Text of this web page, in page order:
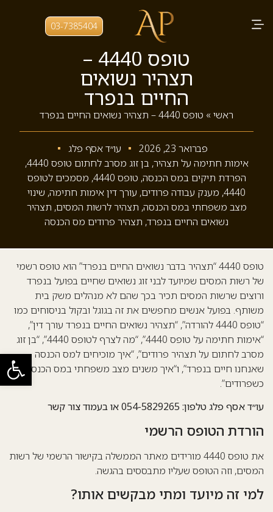
פתח
03-7385404
טופס 4440 –
תצהיר נשואים
החיים בנפרד
ראשי » טופס 4440 – תצהיר נשואים החיים בנפרד
פברואר 23, 2026
עו״ד אסף פלג
אימות חתימה על תצהיר, בן זוג מסרב לחתום טופס 4440
,
הפרדת תיקים במס הכנסה, טופס 4440 , מסמכים לטופס
4440
, מענק עבודה פרודים, עורך דין אימות חתימה, שינוי
מצב משפחתי במס הכנסה, תצהיר לרשות המסים, תצהיר
נשואים החיים בנפרד, תצהיר פרודים מס הכנסה
טופס 4440 “תצהיר בדבר נשואים החיים בנפרד” הוא טופס רשמי
של רשות המסים שמיועד לבני זוג נשואים שחיים בפועל בנפרד
ורוצים שרשות המסים תכיר בכך שהם לא מנהלים משק בית
משותף. בפועל אנשים מחפשים את זה בגוגל ובקול בניסוחים כמו
“טופס 4440 להורדה”, “תצהיר נשואים החיים בנפרד עורך דין”,
“אימות חתימה על טופס 4440”, “מה לצרף לטופס 4440”, “בן זוג
מסרב לחתום על תצהיר פרודים”, “איך מוכיחים למס הכנסה
שאנחנו חיים בנפרד”, ו“איך משנים מצב משפחתי במס הכנסה
כשפרודים”.
עו״ד אסף פלג טלפון: 054-5829265 או בעמוד
צור קשר
הורדת הטופס הרשמי
את טופס 4440 מורידים מאתר הממשלה בקישור הרשמי של רשות
המסים, וזה הטופס שעליו מתבססים בהגשה.
למי זה מיועד ומתי מבקשים אותו?